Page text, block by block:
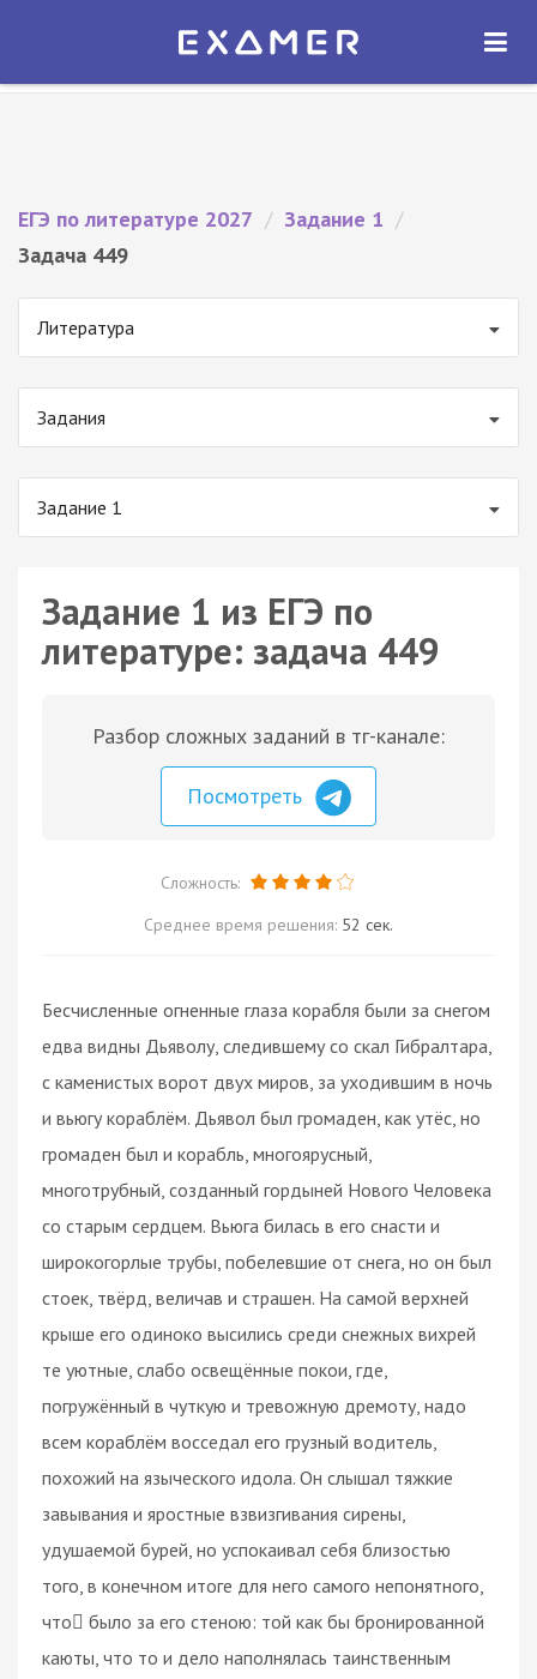
Экзамер — ЕГЭ 2027
ОТКРЫТЬ
ЕГЭ по литературе 2027 / Задание 1 /
Задача 449
Литература
Задания
Задание 1
Задание 1 из ЕГЭ по
литературе: задача 449
Разбор сложных заданий в тг-канале:
Посмотреть
Сложность:
Среднее время решения: 52 сек.
Бесчисленные огненные глаза корабля были за снегом
едва видны Дьяволу, следившему со скал Гибралтара,
с каменистых ворот двух миров, за уходившим в ночь
и вьюгу кораблём. Дьявол был громаден, как утёс, но
громаден был и корабль, многоярусный,
многотрубный, созданный гордыней Нового Человека
со старым сердцем. Вьюга билась в его снасти и
широкогорлые трубы, побелевшие от снега, но он был
стоек, твёрд, величав и страшен. На самой верхней
крыше его одиноко высились среди снежных вихрей
те уютные, слабо освещённые покои, где,
погружённый в чуткую и тревожную дремоту, надо
всем кораблём восседал его грузный водитель,
похожий на языческого идола. Он слышал тяжкие
завывания и яростные взвизгивания сирены,
удушаемой бурей, но успокаивал себя близостью
того, в конечном итоге для него самого непонятного,
что было за его стеною: той как бы бронированной
каюты, что то и дело наполнялась таинственным